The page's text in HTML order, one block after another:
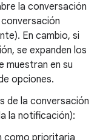
la conversación
conversación
En cambio, si
se expanden los
muestran en su
opciones.
de la conversación
la notificación):